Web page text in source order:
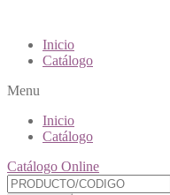
Inicio
Catálogo
Menu
Inicio
Catálogo
Catálogo Online